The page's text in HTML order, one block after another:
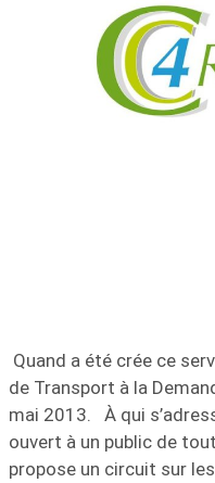
Quand a été crée ce
de Transport à la
mai 2013. À qui
ouvert à un public de
propose un circuit sur